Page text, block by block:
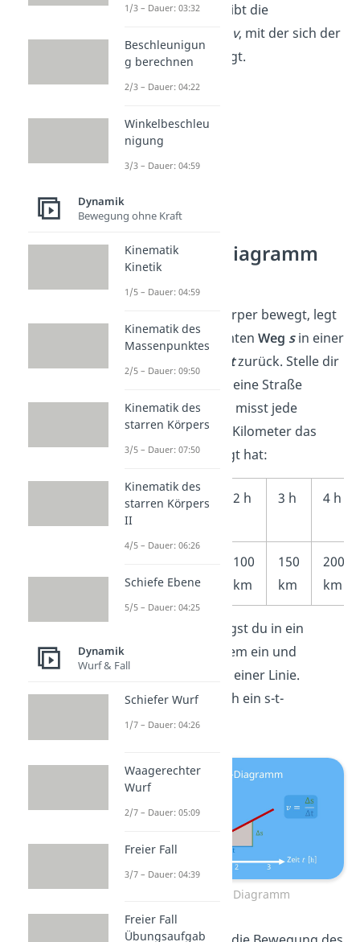
des Graphen ergibt die
v, mit der sich der
Körper fortbewegt.
Weg-Zeit-Diagramm
verstehen
Wenn sich ein Körper bewegt, legt
er einen bestimmten Weg sin einer
tzurück. Stelle dir
ein Auto vor, das eine Straße
entlang fährt. Du misst jede
Stunde, wie viele Kilometer das
Auto zurückgelegt hat:
Zeit
1 h 2 h 3 h 4 h
s
km
100
km
150
km
200
km
Diese Punkte trägst du in ein
Koordinatensystem ein und
verbindest sie zu einer Linie.
Daraus ergibt sich ein s-t-
Diagramm.
Weg-Zeit-Diagramm
1/3 – Dauer: 03:32
Beschleunigun
g berechnen
2/3 – Dauer: 04:22
Winkelbeschleu
nigung
3/3 – Dauer: 04:59
Dynamik
Bewegung ohne Kraft
Kinematik
Kinetik
1/5 – Dauer: 04:59
Kinematik des
Massenpunktes
2/5 – Dauer: 09:50
Kinematik des
starren Körpers
3/5 – Dauer: 07:50
Kinematik des
starren Körpers
II
4/5 – Dauer: 06:26
Schiefe Ebene
5/5 – Dauer: 04:25
Dynamik
Wurf & Fall
Schiefer Wurf
1/7 – Dauer: 04:26
Waagerechter
Wurf
2/7 – Dauer: 05:09
Freier Fall
3/7 – Dauer: 04:39
Freier Fall
Übungsaufgab